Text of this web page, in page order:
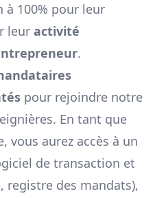
à 100% pour leur
leur activité
.
pour rejoindre notre
. En tant que
vous aurez accès à un
de transaction et
registre des mandats),